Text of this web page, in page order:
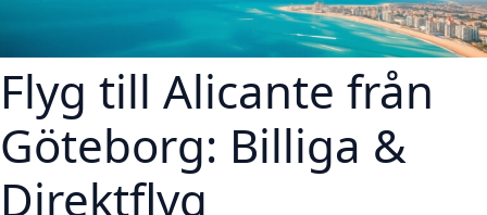
Flyg till Alicante från
Göteborg: Billiga &
Direktflyg